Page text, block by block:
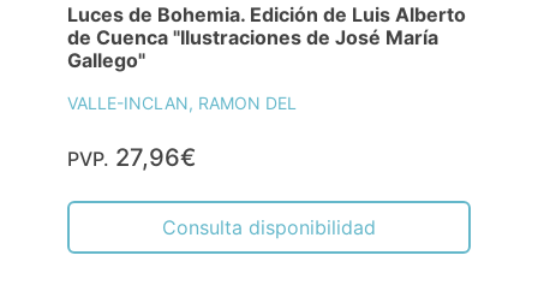
Luces de Bohemia. Edición de Luis Alberto
de Cuenca "Ilustraciones de José María
Gallego"
VALLE-INCLAN, RAMON DEL
PVP. 27,96€
Consulta disponibilidad